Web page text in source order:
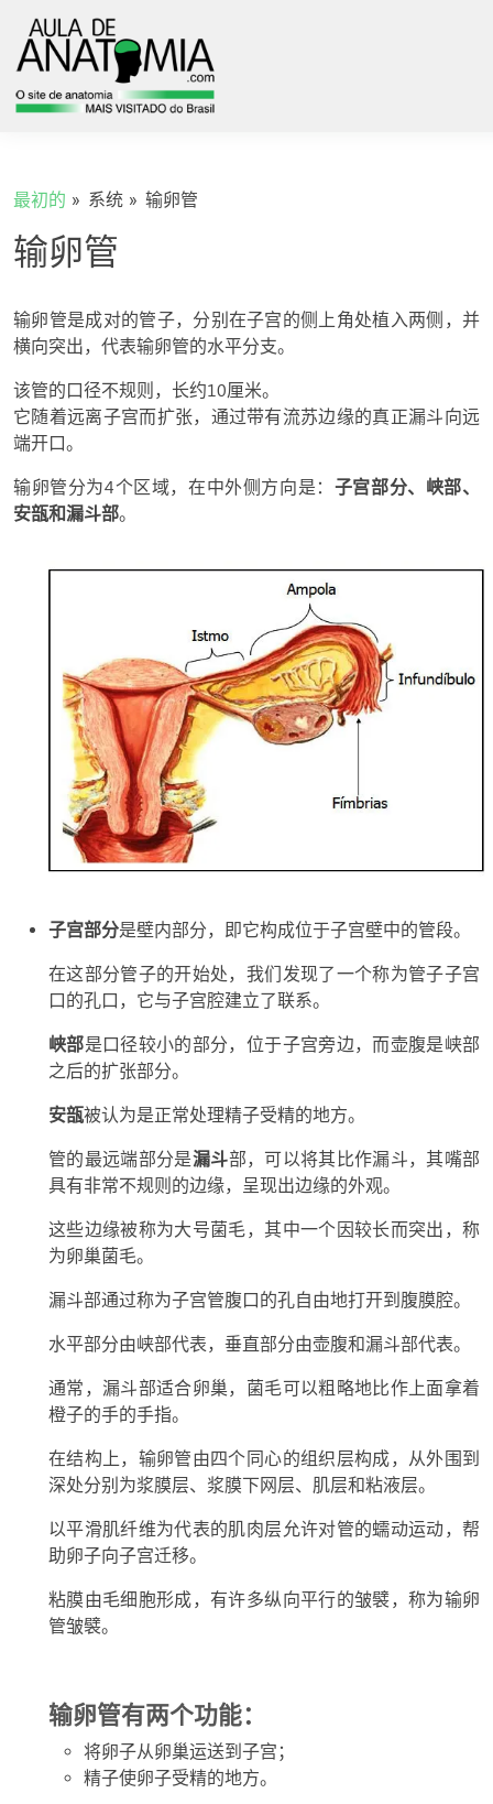
最初的 系统 输卵管
输卵管
输卵管是成对的管子，分别在子宫的侧上角处植入两侧，并
横向突出，代表输卵管的水平分支。
该管的口径不规则，长约10厘米。
它随着远离子宫而扩张，通过带有流苏边缘的真正漏斗向远
端开口。
输卵管分为4个区域，在中外侧方向是： 子宫部分、峡部、
安瓿和漏斗部。
子宫部分是壁内部分，即它构成位于子宫壁中的管段。
在这部分管子的开始处，我们发现了一个称为管子子宫
口的孔口，它与子宫腔建立了联系。
峡部是口径较小的部分，位于子宫旁边，而壶腹是峡部
之后的扩张部分。
安瓿被认为是正常处理精子受精的地方。
管的最远端部分是漏斗部，可以将其比作漏斗，其嘴部
具有非常不规则的边缘，呈现出边缘的外观。
这些边缘被称为大号菌毛，其中一个因较长而突出，称
为卵巢菌毛。
漏斗部通过称为子宫管腹口的孔自由地打开到腹膜腔。
水平部分由峡部代表，垂直部分由壶腹和漏斗部代表。
通常，漏斗部适合卵巢，菌毛可以粗略地比作上面拿着
橙子的手的手指。
在结构上，输卵管由四个同心的组织层构成，从外围到
深处分别为浆膜层、浆膜下网层、肌层和粘液层。
以平滑肌纤维为代表的肌肉层允许对管的蠕动运动，帮
助卵子向子宫迁移。
粘膜由毛细胞形成，有许多纵向平行的皱襞，称为输卵
管皱襞。
输卵管有两个功能：
将卵子从卵巢运送到子宫；
精子使卵子受精的地方。